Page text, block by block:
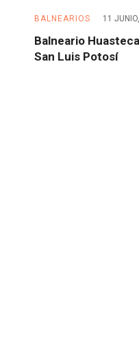
BALNEARIOS 11
Balneario
San Luis Potosí